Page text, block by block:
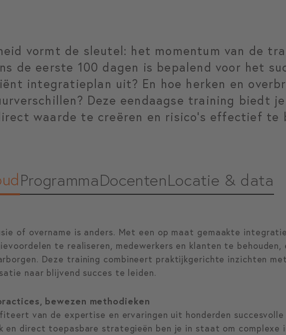
vormt de sleutel: het momentum van de
de eerste 100 dagen is bepalend voor het
integratieplan uit? En hoe herken en
Deze eendaagse training biedt
waarde te creëren en risico’s effectief te
ProgrammaDocentenLocatie & data
of overname is anders. Met een op maat gemaakte
te realiseren, medewerkers en klanten te behouden,
Deze training combineert praktijkgerichte inzichten
naar blijvend succes te leiden.
bewezen methodieken
van de expertise en ervaringen uit honderden
en direct toepasbare strategieën ben je in staat om